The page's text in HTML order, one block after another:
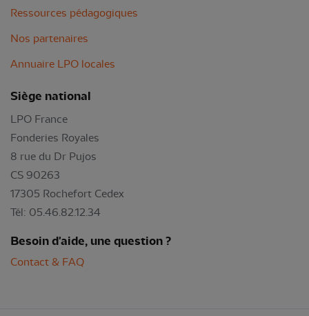
Ressources pédagogiques
Nos partenaires
Annuaire LPO locales
Siège national
LPO France
Fonderies Royales
8 rue du Dr Pujos
CS 90263
17305 Rochefort Cedex
Tél: 05.46.82.12.34
Besoin d'aide, une question ?
Contact & FAQ